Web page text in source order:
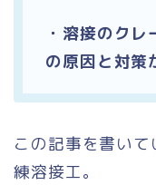
・溶接のク
の原因と対策
この記事を書いて
練溶接工。